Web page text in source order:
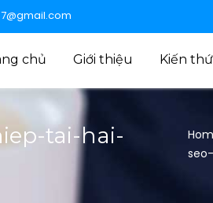
chủ Giới thiệu Kiến
tai-hai-